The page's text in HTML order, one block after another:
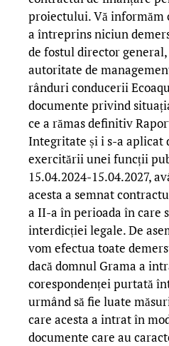
proiectului. Vă informăm
a întreprins niciun
de fostul director
autoritate de
rânduri conducerii
documente privind
ce a rămas definitiv
Integritate și i s-a aplicat
exercitării unei funcții
15.04.2024-15.04.2027,
acesta a semnat
a II-a în perioada în care
interdicției legale. De
vom efectua toate
dacă domnul Grama a
corespondenței purtată
urmând să fie luate
care acesta a intrat în
documente care au